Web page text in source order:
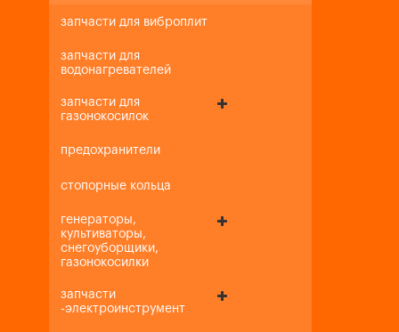
запчасти для виброплит
запчасти для
водонагревателей
запчасти для
газонокосилок
предохранители
стопорные кольца
генераторы,
культиваторы,
снегоуборщики,
газонокосилки
запчасти
-электроинструмент